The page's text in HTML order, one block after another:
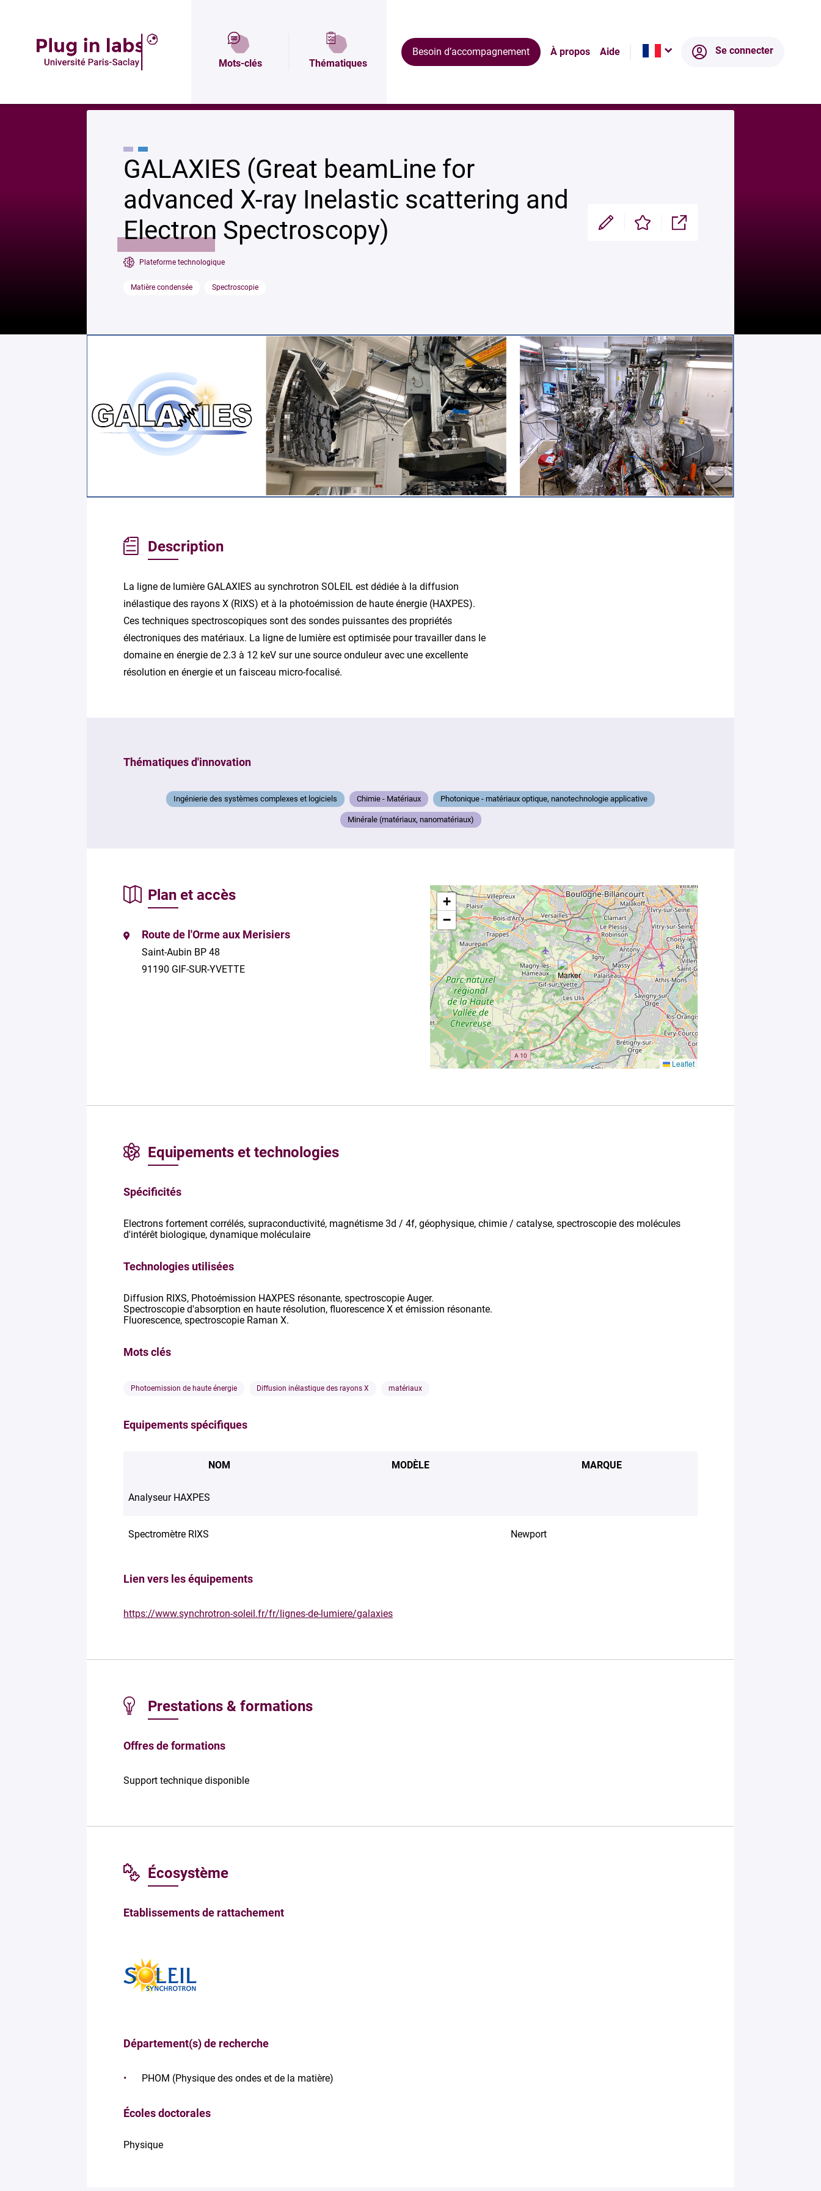
Mots-clés Thématiques
Besoin d’accompagnement À propos Aide Se connecter
GALAXIES (Great beamLine for
advanced X-ray Inelastic scattering and
Electron Spectroscopy)
Plateforme technologique
Matière condensée Spectroscopie
Modifier Enregistrer Partager
Description
La ligne de lumière GALAXIES au synchrotron SOLEIL est dédiée à la diffusion
inélastique des rayons X (RIXS) et à la photoémission de haute énergie (HAXPES).
Ces techniques spectroscopiques sont des sondes puissantes des propriétés
électroniques des matériaux. La ligne de lumière est optimisée pour travailler dans le
domaine en énergie de 2.3 à 12 keV sur une source onduleur avec une excellente
résolution en énergie et un faisceau micro-focalisé.
Thématiques d'innovation
Ingénierie des systèmes complexes et logiciels Chimie - Matériaux Photonique - matériaux optique, nanotechnologie applicative
Minérale (matériaux, nanomatériaux)
Plan et accès
Route de l'Orme aux Merisiers
Saint-Aubin BP 48
91190 GIF-SUR-YVETTE
+
−
Leaflet
Equipements et technologies
Spécificités
Electrons fortement corrélés, supraconductivité, magnétisme 3d / 4f, géophysique, chimie / catalyse, spectroscopie des molécules
d'intérêt biologique, dynamique moléculaire
Technologies utilisées
Diffusion RIXS, Photoémission HAXPES résonante, spectroscopie Auger.
Spectroscopie d'absorption en haute résolution, fluorescence X et émission résonante.
Fluorescence, spectroscopie Raman X.
Mots clés
Photoemission de haute énergie Diffusion inélastique des rayons X matériaux
Equipements spécifiques
NOM MODÈLE MARQUE
Analyseur HAXPES
Spectromètre RIXS Newport
Lien vers les équipements
https://www.synchrotron-soleil.fr/fr/lignes-de-lumiere/galaxies
Prestations & formations
Offres de formations
Support technique disponible
Écosystème
Etablissements de rattachement
Département(s) de recherche
PHOM (Physique des ondes et de la matière)
Écoles doctorales
Physique